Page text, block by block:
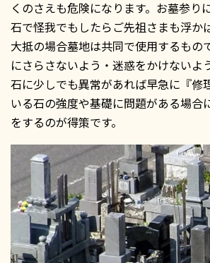
くのさえも危険になります。お墓参り
石で怪我でもしたらご先祖さまも浮か
大抵の場合墓地は共同で使用するもの
にさらさないよう・迷惑をかけないよ
石に少しでも異常があれば早急に『修
いる石の強度や基礎に問題がある場合
をするのが得策です。